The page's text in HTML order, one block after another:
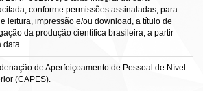
conforme permissões assinaladas, para
leitura, impressão e/ou download, a título de
da produção científica brasileira, a partir
data.
de Aperfeiçoamento de Pessoal de Nível
(CAPES).